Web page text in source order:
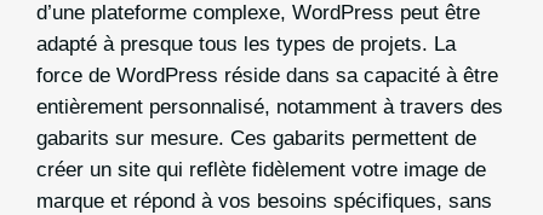
d’une plateforme complexe, WordPress peut être
adapté à presque tous les types de projets. La
force de WordPress réside dans sa capacité à être
entièrement personnalisé, notamment à travers des
gabarits sur mesure. Ces gabarits permettent de
créer un site qui reflète fidèlement votre image de
marque et répond à vos besoins spécifiques, sans